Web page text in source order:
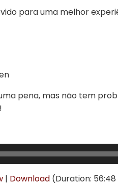
para uma melhor
pena, mas não tem
| Download(Duration: 56:48